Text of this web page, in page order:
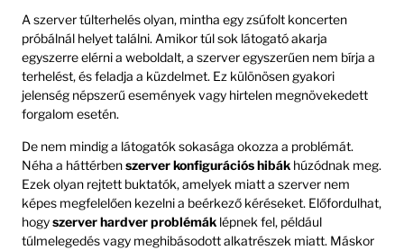
A szerver túlterhelés olyan, mintha egy zsúfolt koncerten
próbálnál helyet találni. Amikor túl sok látogató akarja
egyszerre elérni a weboldalt, a szerver egyszerűen nem bírja a
terhelést, és feladja a küzdelmet. Ez különösen gyakori
jelenség népszerű események vagy hirtelen megnövekedett
forgalom esetén.
De nem mindig a látogatók sokasága okozza a problémát.
Néha a háttérbenszerver konfigurációs hibák húzódnak meg.
Ezek olyan rejtett buktatók, amelyek miatt a szerver nem
képes megfelelően kezelni a beérkező kéréseket. Előfordulhat,
hogyszerver hardver problémák lépnek fel, például
túlmelegedés vagy meghibásodott alkatrészek miatt. Máskor